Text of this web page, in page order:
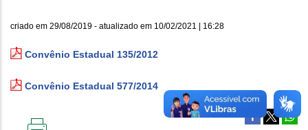
criado em 29/08/2019 - atualizado em 10/02/2021 | 16:28
Convênio Estadual 135/2012
Convênio Estadual 577/2014